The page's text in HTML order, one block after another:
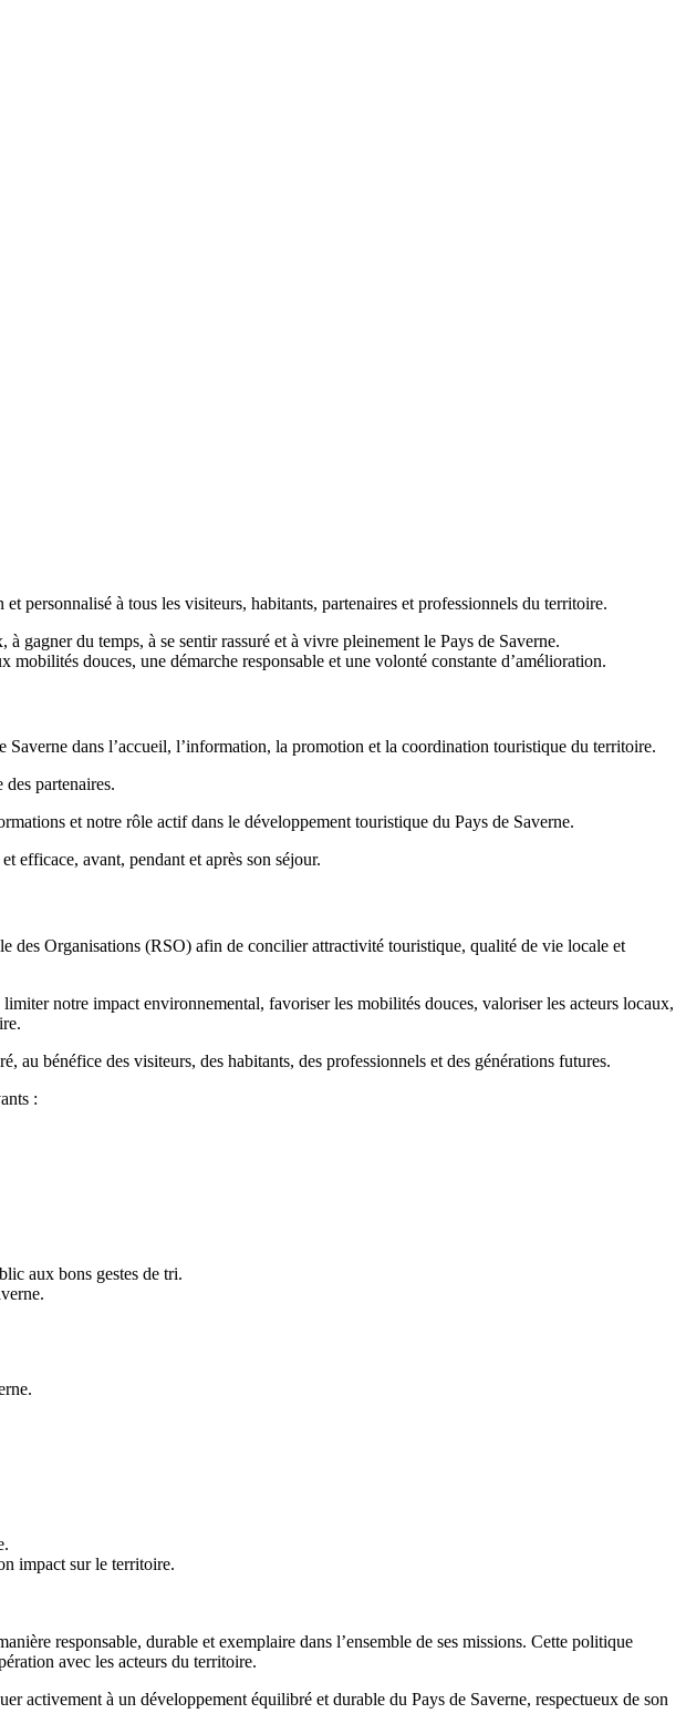
personnalisé à tous les visiteurs, habitants, partenaires et professionnels du territoire.
gagner du temps, à se sentir rassuré et à vivre pleinement le Pays de Saverne.
douces, une démarche responsable et une volonté constante d’amélioration.
dans l’accueil, l’information, la promotion et la coordination touristique du territoire.
partenaires.
et notre rôle actif dans le développement touristique du Pays de Saverne.
efficace, avant, pendant et après son séjour.
des Organisations (RSO) afin de concilier attractivité touristique, qualité de vie locale et
notre impact environnemental, favoriser les mobilités douces, valoriser les acteurs locaux,
bénéfice des visiteurs, des habitants, des professionnels et des générations futures.
:
aux bons gestes de tri.
impact sur le territoire.
responsable, durable et exemplaire dans l’ensemble de ses missions. Cette politique
avec les acteurs du territoire.
activement à un développement équilibré et durable du Pays de Saverne, respectueux de son